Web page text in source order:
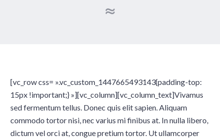
[vc_row css= ».vc_custom_1447665493143{padding-top:
15px !important;} »][vc_column][vc_column_text]Vivamus
sed fermentum tellus. Donec quis elit sapien. Aliquam
commodo tortor nisi, nec varius mi finibus at. In nulla libero,
dictum vel orci at, congue pretium tortor. Ut ullamcorper